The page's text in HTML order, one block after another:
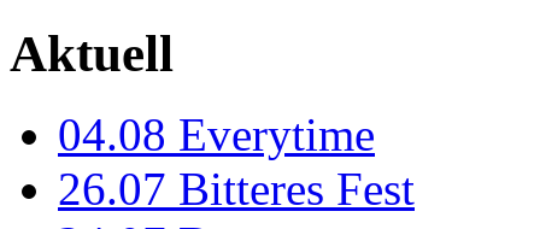
Aktuell
04.08 Everytime
26.07 Bitteres Fest